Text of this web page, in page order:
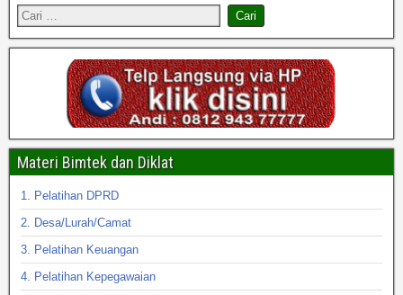
Materi Bimtek dan Diklat
1. Pelatihan DPRD
2. Desa/Lurah/Camat
3. Pelatihan Keuangan
4. Pelatihan Kepegawaian